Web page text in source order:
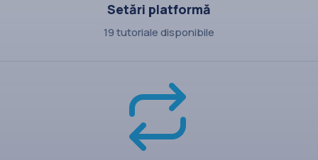
Setări platformă
19 tutoriale disponibile